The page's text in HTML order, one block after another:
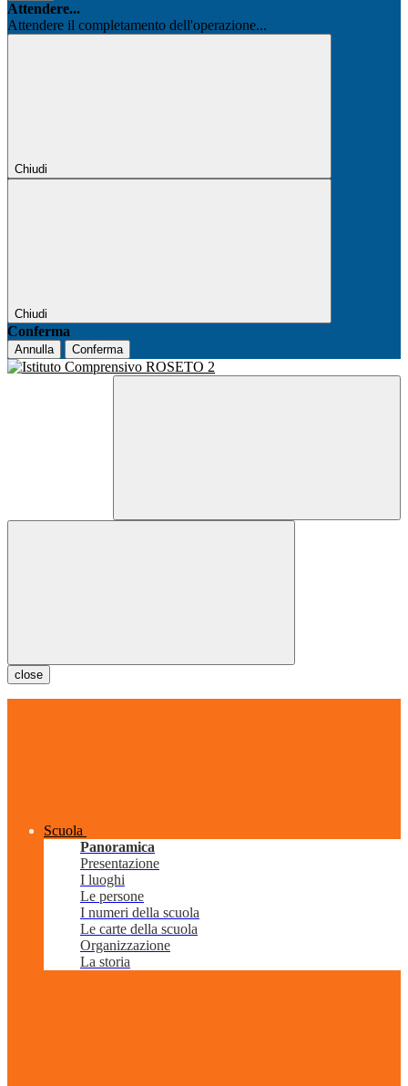
Attendere...
Attendere il completamento dell'operazione...
Chiudi
Chiudi
Conferma
Annulla Conferma
close
Scuola
Panoramica
Presentazione
I luoghi
Le persone
I numeri della scuola
Le carte della scuola
Organizzazione
La storia